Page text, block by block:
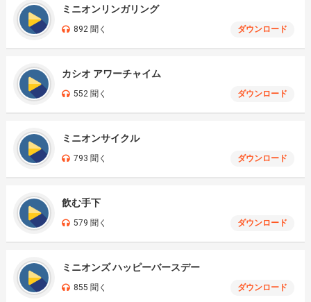
ミニオンリンガリング
892 聞く ダウンロード
カシオ アワーチャイム
552 聞く ダウンロード
ミニオンサイクル
793 聞く ダウンロード
飲む手下
579 聞く ダウンロード
ミニオンズ ハッピーバースデー
855 聞く ダウンロード